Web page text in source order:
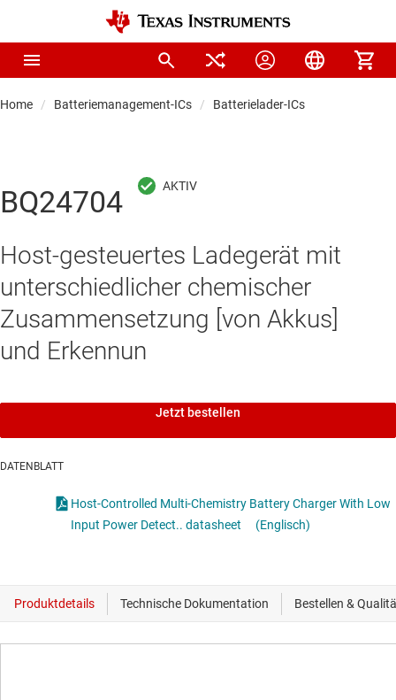
Home Batteriemanagement-ICs Batterielader-ICs
BQ24704
Host-gesteuertes Ladegerät mit
unterschiedlicher chemischer
Zusammensetzung [von Akkus]
und Erkennun
Jetzt bestellen
DATENBLATT
Host-Controlled Multi-Chemistry Battery Charger With Low
Input Power Detect.. datasheet
(Englisch)